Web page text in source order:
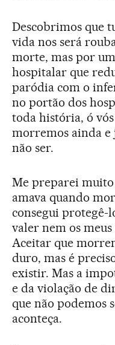
Descobrimos que
vida nos será
morte, mas por
hospitalar que
paródia com o
no portão dos
toda história, ó
morremos ainda e
não ser.
Me preparei
amava quando
consegui protegê-
valer nem os
Aceitar que
duro, mas é
existir. Mas a
e da violação de
que não podemos
aconteça.